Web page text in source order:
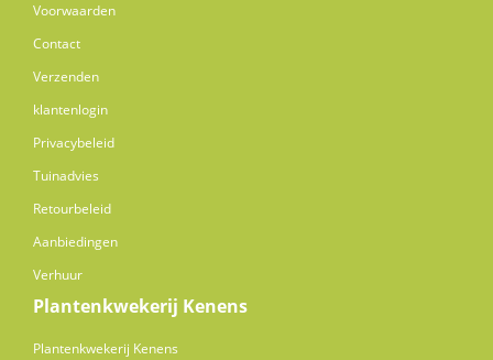
Voorwaarden
Contact
Verzenden
klantenlogin
Privacybeleid
Tuinadvies
Retourbeleid
Aanbiedingen
Verhuur
Plantenkwekerij Kenens
Plantenkwekerij Kenens